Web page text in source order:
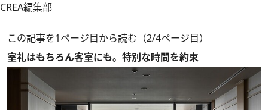
CREA編集部
この記事を1ページ目から読む（2/4ページ目）
室礼はもちろん客室にも。特別な時間を約束